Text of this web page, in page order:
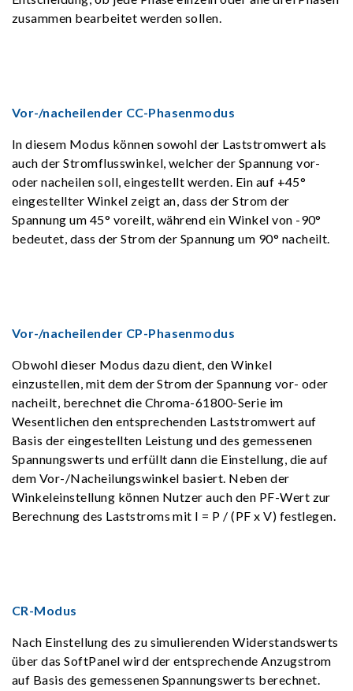
zusammen bearbeitet werden sollen.
Vor-/nacheilender CC-Phasenmodus
In diesem Modus können sowohl der Laststromwert als
auch der Stromflusswinkel, welcher der Spannung vor-
oder nacheilen soll, eingestellt werden. Ein auf +45°
eingestellter Winkel zeigt an, dass der Strom der
Spannung um 45° voreilt, während ein Winkel von -90°
bedeutet, dass der Strom der Spannung um 90° nacheilt.
Vor-/nacheilender CP-Phasenmodus
Obwohl dieser Modus dazu dient, den Winkel
einzustellen, mit dem der Strom der Spannung vor- oder
nacheilt, berechnet die Chroma-61800-Serie im
Wesentlichen den entsprechenden Laststromwert auf
Basis der eingestellten Leistung und des gemessenen
Spannungswerts und erfüllt dann die Einstellung, die auf
dem Vor-/Nacheilungswinkel basiert. Neben der
Winkeleinstellung können Nutzer auch den PF-Wert zur
Berechnung des Laststroms mit I = P / (PF x V) festlegen.
CR-Modus
Nach Einstellung des zu simulierenden Widerstandswerts
über das SoftPanel wird der entsprechende Anzugstrom
auf Basis des gemessenen Spannungswerts berechnet.